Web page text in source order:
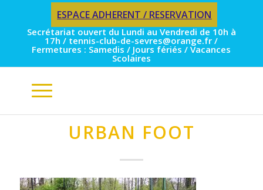
ESPACE ADHERENT / RESERVATION
Secrétariat ouvert du Lundi au Vendredi de 10h à
17h / tennis-club-de-sevres@orange.fr /
Fermetures : Samedis / Jours fériés / Vacances
Scolaires
URBAN FOOT